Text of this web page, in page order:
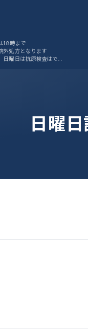
18時まで
外処方となります
曜日は抗原検査はでき
日曜